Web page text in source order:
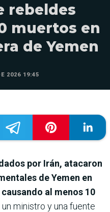
rebeldes
muertos en
de Yemen
2026 19:45
por Irán, atacaron
de Yemen en
al menos 10
ministro y una fuente